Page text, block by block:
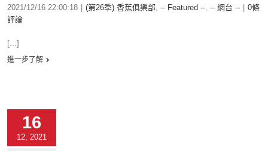
2021/12/16 22:00:18 (第26季) 香蕉俱樂部, -- Featured --, -- 網台 --
0條
評論
[...]
進一步了解
16
12, 2021